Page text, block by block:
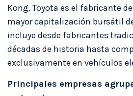
Kong. Toyota es el fabricante
mayor capitalización bursátil
incluye desde fabricantes
décadas de historia hasta
exclusivamente en vehículos
Principales empresas